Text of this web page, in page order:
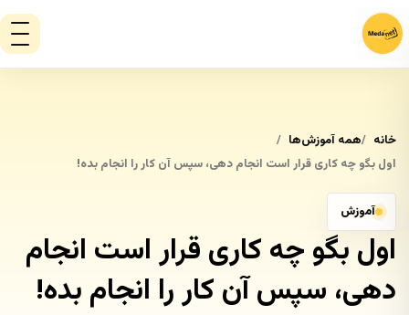
خانه
همه آموزش‌ها
اول بگو چه کاری قرار است انجام دهی، سپس آن کار را انجام بده!
آموزش
اول بگو چه کاری قرار است انجام
دهی، سپس آن کار را انجام بده!